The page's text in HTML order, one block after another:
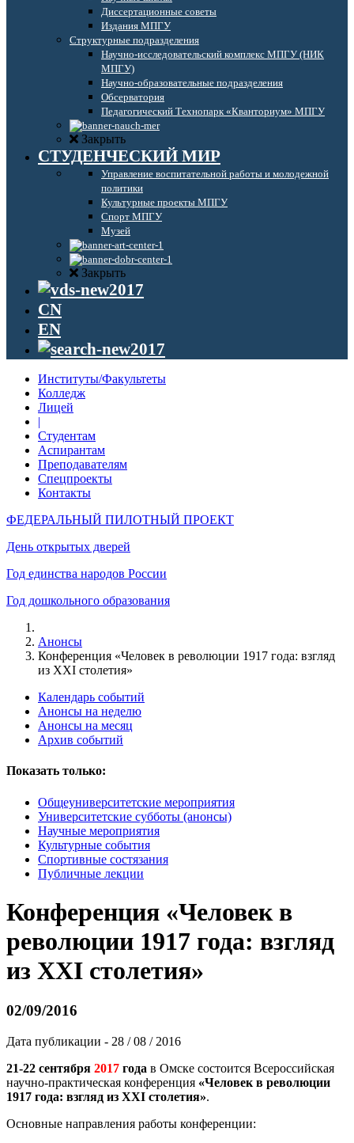
Диссертационные советы
Издания МПГУ
Структурные подразделения
Научно-исследовательский комплекс МПГУ (НИК
МПГУ)
Научно-образовательные подразделения
Обсерватория
Педагогический Технопарк «Кванториум» МПГУ
Закрыть
СТУДЕНЧЕСКИЙ МИР
Управление воспитательной работы и молодежной
политики
Культурные проекты МПГУ
Спорт МПГУ
Музей
Закрыть
CN
EN
Институты/Факультеты
Колледж
Лицей
|
Студентам
Аспирантам
Преподавателям
Спецпроекты
Контакты
ФЕДЕРАЛЬНЫЙ ПИЛОТНЫЙ ПРОЕКТ
День открытых дверей
Год единства народов России
Год дошкольного образования
Анонсы
Конференция «Человек в революции 1917 года: взгляд
из XXI столетия»
Календарь событий
Анонсы на неделю
Анонсы на месяц
Архив событий
Показать только:
Общеуниверситетские мероприятия
Университетские субботы (анонсы)
Научные мероприятия
Культурные события
Спортивные состязания
Публичные лекции
Конференция «Человек в
революции 1917 года: взгляд
из XXI столетия»
02/09/2016
Дата публикации - 28 / 08 / 2016
21-22 сентября 2017 года в Омске состоится Всероссийская
научно-практическая конференция «Человек в революции
1917 года: взгляд из XXI столетия».
Основные направления работы конференции: